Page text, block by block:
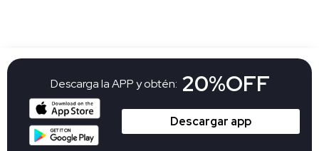
Descarga la APP y obtén: 20%OFF
Descargar app